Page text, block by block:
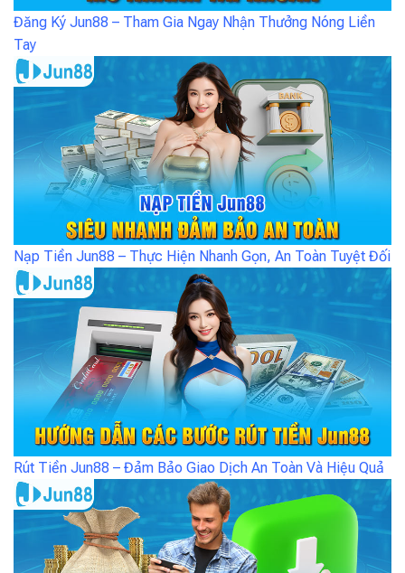
Đăng Ký Jun88 – Tham Gia Ngay Nhận Thưởng Nóng Liền
Tay
Nạp Tiền Jun88 – Thực Hiện Nhanh Gọn, An Toàn Tuyệt Đối
Rút Tiền Jun88 – Đảm Bảo Giao Dịch An Toàn Và Hiệu Quả